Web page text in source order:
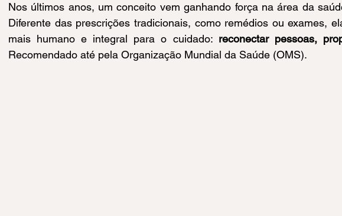
Nos últimos anos, um conceito vem ganhando força na área da
Diferente das prescrições tradicionais, como remédios ou exames,
mais humano e integral para o cuidado: reconectar pessoas,
Recomendado até pela Organização Mundial da Saúde (OMS).